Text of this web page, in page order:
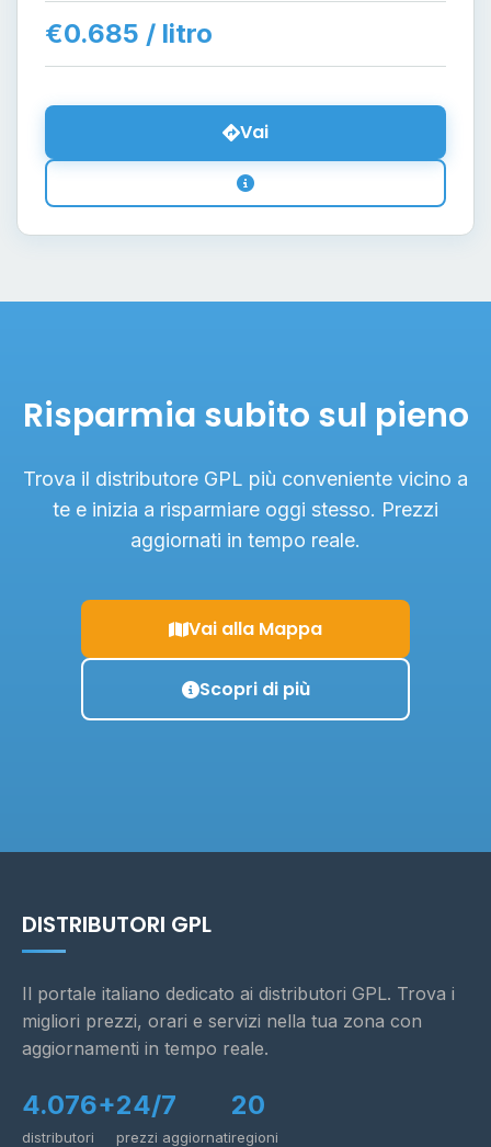
€0.685 / litro
Vai
Risparmia subito sul pieno
Trova il distributore GPL più conveniente vicino a
te e inizia a risparmiare oggi stesso. Prezzi
aggiornati in tempo reale.
Vai alla Mappa
Scopri di più
DISTRIBUTORI GPL
Il portale italiano dedicato ai distributori GPL. Trova i
migliori prezzi, orari e servizi nella tua zona con
aggiornamenti in tempo reale.
4.076+
distributori
24/7
prezzi aggiornati
20
regioni